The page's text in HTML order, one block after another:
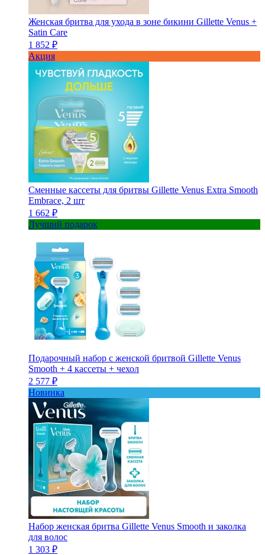
Женская бритва для ухода в зоне бикини Gillette Venus +
Satin Care
1 852 ₽
Акция
Сменные кассеты для бритвы Gillette Venus Extra Smooth
Embrace, 2 шт
1 662 ₽
Лучший подарок
Подарочный набор с женской бритвой Gillette Venus
Smooth + 4 кассеты + чехол
2 577 ₽
Новинка
Набор женская бритва Gillette Venus Smooth и заколка
для волос
1 303 ₽